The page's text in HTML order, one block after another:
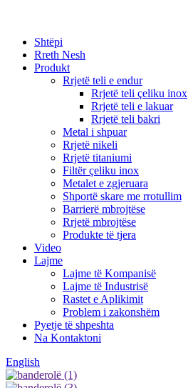
Shtëpi
Rreth Nesh
Produkt
Rrjetë teli e endur
Rrjetë teli çeliku inox
Rrjetë teli e lakuar
Rrjetë teli bakri
Metal i shpuar
Rrjetë nikeli
Rrjetë titaniumi
Filtër çeliku inox
Metalet e zgjeruara
Shportë skare me rrotullim
Barrierë mbrojtëse
Rrjetë mbrojtëse
Produkte të tjera
Video
Lajme
Lajme të Kompanisë
Lajme të Industrisë
Rastet e Aplikimit
Problem i zakonshëm
Pyetje të shpeshta
Na Kontaktoni
English